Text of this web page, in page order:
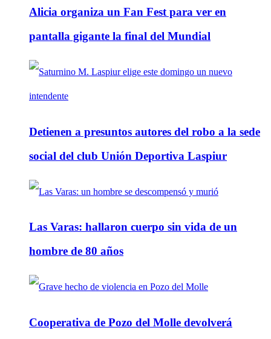
Alicia organiza un Fan Fest para ver en
pantalla gigante la final del Mundial
Detienen a presuntos autores del robo a la sede
social del club Unión Deportiva Laspiur
Las Varas: hallaron cuerpo sin vida de un
hombre de 80 años
Cooperativa de Pozo del Molle devolverá